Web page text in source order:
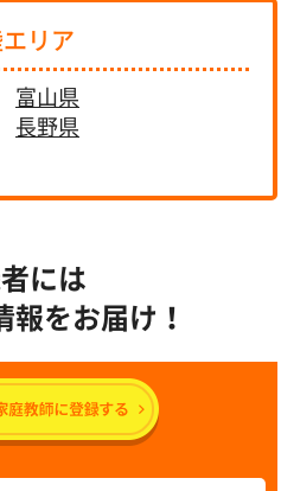
リア
富山県
長野県
には
報をお届け！